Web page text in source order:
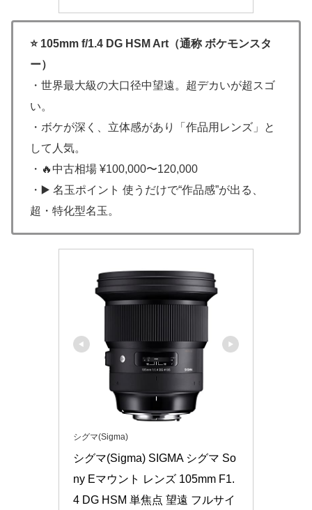
⭐ 105mm f/1.4 DG HSM Art（通称 ボケモンスタ
ー）
・世界最大級の大口径中望遠。超デカいが超スゴ
い。
・ボケが深く、立体感があり「作品用レンズ」と
して人気。
・🔥中古相場 ¥100,000〜120,000
・▶️ 名玉ポイント 使うだけで“作品感”が出る、
超・特化型名玉。
シグマ(Sigma)
シグマ(Sigma) SIGMA シグマ So
ny Eマウント レンズ 105mm F1.
4 DG HSM 単焦点 望遠 フルサイ